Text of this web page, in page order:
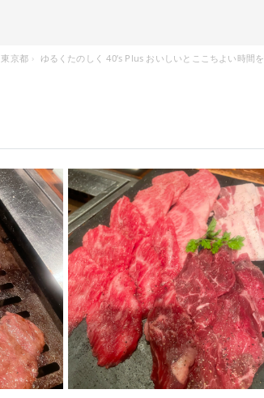
東京都 ゆるくたのしく 40’s Plus おいしいとここちよい時間を